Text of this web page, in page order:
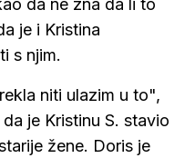
da ne zna da li to
je i Kristina
s njim.
niti ulazim u to",
je Kristinu S. stavio
žene. Doris je